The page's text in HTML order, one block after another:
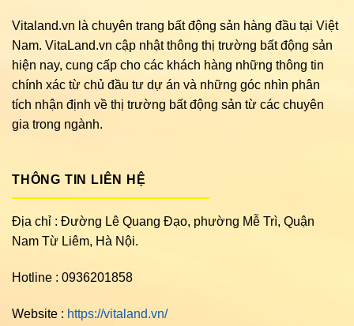
Vitaland.vn là chuyên trang bất động sản hàng đầu tại Việt
Nam. VitaLand.vn cập nhật thông thị trường bất động sản
hiện nay, cung cấp cho các khách hàng những thông tin
chính xác từ chủ đầu tư dự án và những góc nhìn phân
tích nhận định về thị trường bất động sản từ các chuyên
gia trong ngành.
THÔNG TIN LIÊN HỆ
Địa chỉ : Đường Lê Quang Đạo, phường Mễ Trì, Quận
Nam Từ Liêm, Hà Nội.
Hotline : 0936201858
Website : https://vitaland.vn/